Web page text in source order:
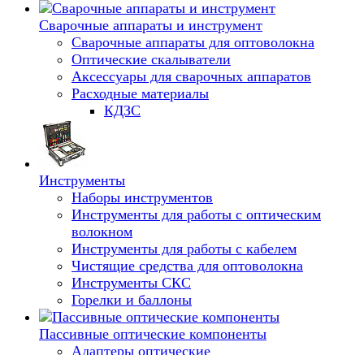
Сварочные аппараты и инструмент
Сварочные аппараты для оптоволокна
Оптические скалыватели
Аксессуары для сварочных аппаратов
Расходные материалы
КДЗС
Инструменты
Наборы инструментов
Инструменты для работы с оптическим
волокном
Инструменты для работы с кабелем
Чистящие средства для оптоволокна
Инструменты СКС
Горелки и баллоны
Пассивные оптические компоненты
Адаптеры оптические